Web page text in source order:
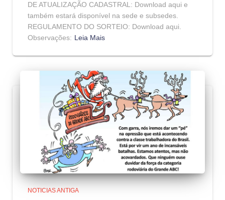
DE ATUALIZAÇÃO CADASTRAL: Download aqui e
também estará disponível na sede e subsedes.
REGULAMENTO DO SORTEIO: Download aqui.
Observações: Leia Mais
NOTICIAS ANTIGA